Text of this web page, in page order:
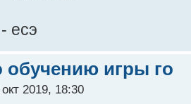
есэ
обучению игры го
2019, 18:30